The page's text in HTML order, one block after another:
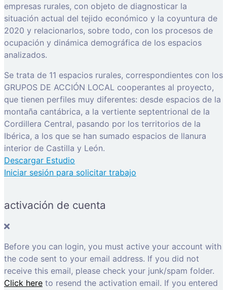
empresas rurales, con objeto de diagnosticar la
situación actual del tejido económico y la coyuntura de
2020 y relacionarlos, sobre todo, con los procesos de
ocupación y dinámica demográfica de los espacios
analizados.
Se trata de 11 espacios rurales, correspondientes con los
GRUPOS DE ACCIÓN LOCAL cooperantes al proyecto,
que tienen perfiles muy diferentes: desde espacios de la
montaña cantábrica, a la vertiente septentrional de la
Cordillera Central, pasando por los territorios de la
Ibérica, a los que se han sumado espacios de llanura
interior de Castilla y León.
Descargar Estudio
Iniciar sesión para solicitar trabajo
activación de cuenta
Before you can login, you must active your account with
the code sent to your email address. If you did not
receive this email, please check your junk/spam folder.
Click here to resend the activation email. If you entered